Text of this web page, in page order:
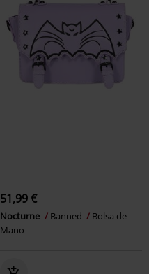
51,99 €
Nocturne Banned
Bolsa de
Mano